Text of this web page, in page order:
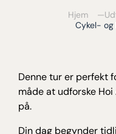
Hjem
Cykel- og
Denne tur er perfekt
måde at udforske
på.
Din dag begynder